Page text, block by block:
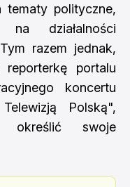
tematy polityczne,
działalności
razem jednak,
portalu
koncertu
Polską",
określić swoje